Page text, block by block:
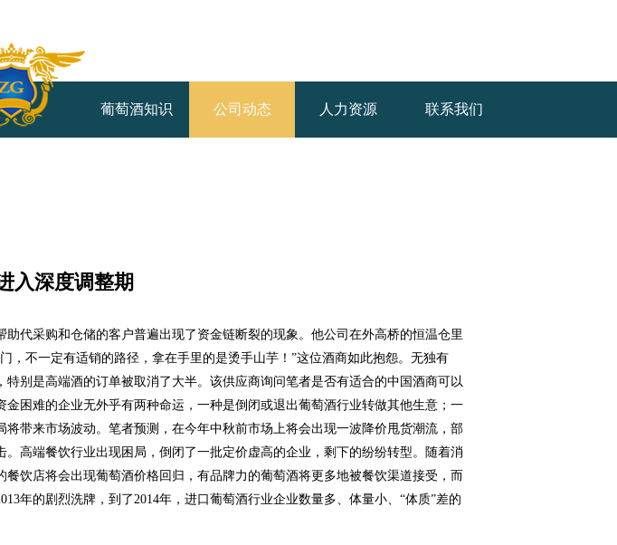
葡萄酒知识 公司动态 人力资源 联系我们
入深度调整期
代采购和仓储的客户普遍出现了资金链断裂的现象。他公司在外高桥的恒温仓里
不一定有适销的路径，拿在手里的是烫手山芋！”这位酒商如此抱怨。无独有
别是高端酒的订单被取消了大半。该供应商询问笔者是否有适合的中国酒商可以
困难的企业无外乎有两种命运，一种是倒闭或退出葡萄酒行业转做其他生意；一
带来市场波动。笔者预测，在今年中秋前市场上将会出现一波降价甩货潮流，部
高端餐饮行业出现困局，倒闭了一批定价虚高的企业，剩下的纷纷转型。随着消
饮店将会出现葡萄酒价格回归，有品牌力的葡萄酒将更多地被餐饮渠道接受，而
年的剧烈洗牌，到了2014年，进口葡萄酒行业企业数量多、体量小、“体质”差的